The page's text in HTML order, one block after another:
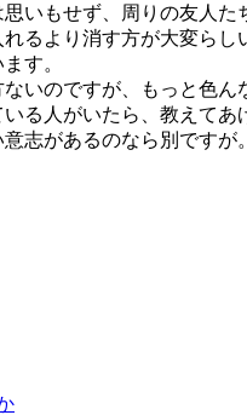
いもせず、周りの友人た
るより消す方が大変らし
す。
いのですが、もっと色
る人がいたら、教えてあ
志があるのなら別ですが。